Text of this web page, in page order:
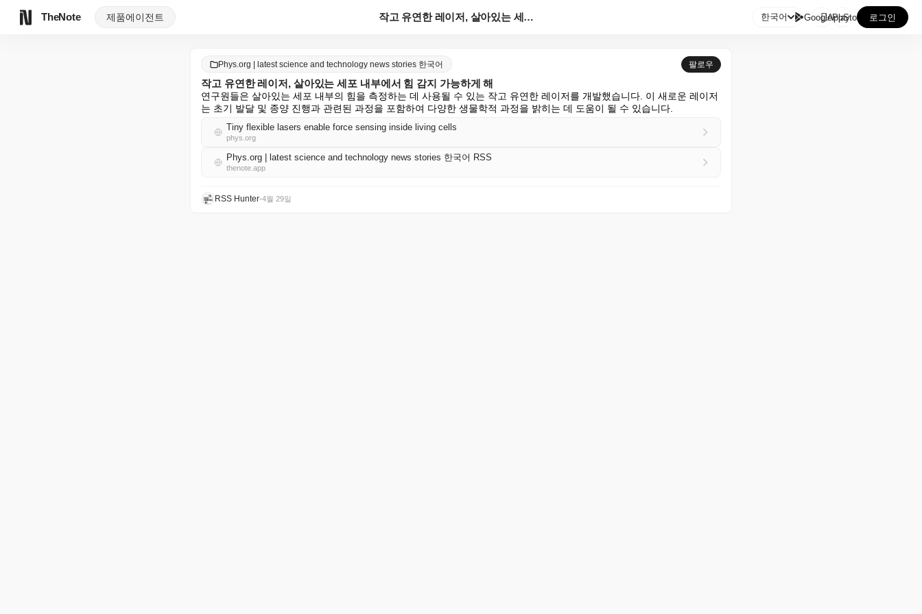
TheNote 제품에이전트 작고 유연한 레이저, 살아있는 세포 내부에서 힘 감지 ... 한국어 GooglePlay
AppStore 로그인
Phys.org | latest science and technology news stories 한국어 팔로우
작고 유연한 레이저, 살아있는 세포 내부에서 힘 감지 가능하게 해
연구원들은 살아있는 세포 내부의 힘을 측정하는 데 사용될 수 있는 작고 유연한 레이저를 개발했습니다. 이 새로운 레이저
는 초기 발달 및 종양 진행과 관련된 과정을 포함하여 다양한 생물학적 과정을 밝히는 데 도움이 될 수 있습니다.
Tiny flexible lasers enable force sensing inside living cells
phys.org
Phys.org | latest science and technology news stories 한국어 RSS
thenote.app
RSS Hunter•4월 29일